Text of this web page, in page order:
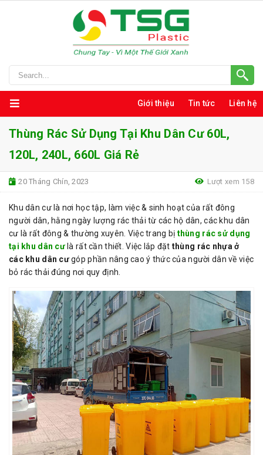
Giới thiệu Tin tức Liên hệ
Thùng Rác Sử Dụng Tại Khu Dân Cư 60L,
120L, 240L, 660L Giá Rẻ
20 Tháng Chín, 2023 Lượt xem 158
Khu dân cư là nơi học tập, làm việc & sinh hoạt của rất đông
người dân, hằng ngày lượng rác thải từ các hộ dân, các khu dân
cư là rất đông & thường xuyên. Việc trang bị thùng rác sử dụng
tại khu dân cưlà rất cần thiết. Việc lắp đặt thùng rác nhựa ở
các khu dân cưgóp phần nâng cao ý thức của người dân về việc
bỏ rác thải đúng nơi quy định.